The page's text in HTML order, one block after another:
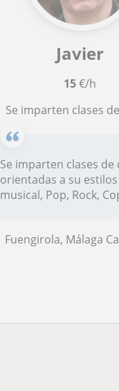
Javier
15€/h
Se imparten clases
Se imparten clases de
orientadas a su estilos
musical, Pop, Rock,
Fuengirola, Málaga Capital, Rincón de la Victoria,